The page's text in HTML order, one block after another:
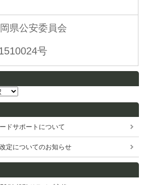
公安委員会
号
ドサポートについて
定についてのお知らせ